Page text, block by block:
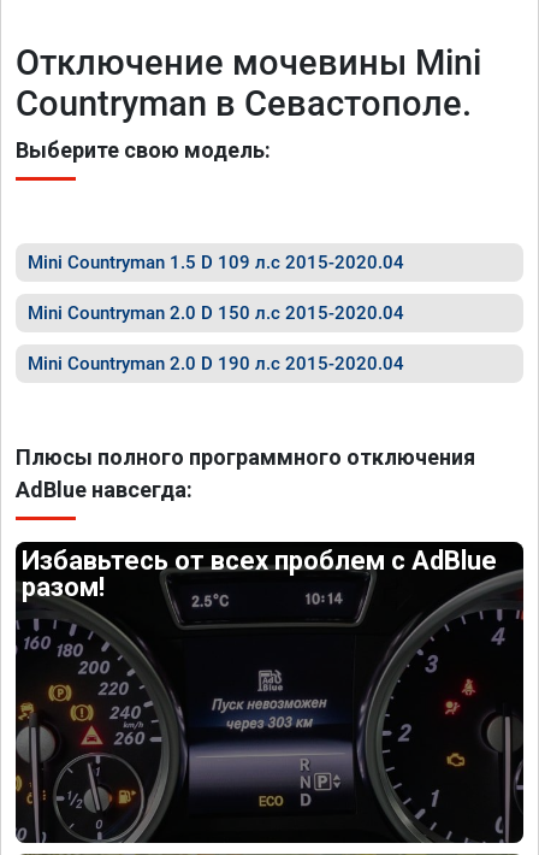
Отключение мочевины Mini
Countryman в Севастополе.
Выберите свою модель:
Mini Countryman 1.5 D 109 л.с 2015-2020.04
Mini Countryman 2.0 D 150 л.с 2015-2020.04
Mini Countryman 2.0 D 190 л.с 2015-2020.04
Плюсы полного программного отключения
AdBlue навсегда:
Избавьтесь от всех проблем с AdBlue
разом!